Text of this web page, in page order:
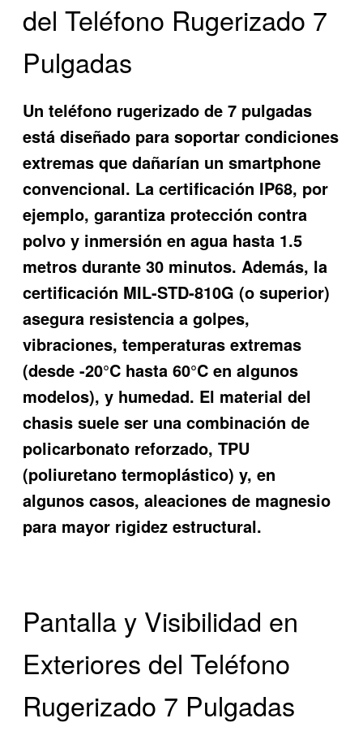
del Teléfono Rugerizado 7
Pulgadas
Un teléfono rugerizado de 7 pulgadas
está diseñado para soportar condiciones
extremas que dañarían un smartphone
convencional. La certificación IP68, por
ejemplo, garantiza protección contra
polvo y inmersión en agua hasta 1.5
metros durante 30 minutos. Además, la
certificación MIL-STD-810G (o superior)
asegura resistencia a golpes,
vibraciones, temperaturas extremas
(desde -20°C hasta 60°C en algunos
modelos), y humedad. El material del
chasis suele ser una combinación de
policarbonato reforzado, TPU
(poliuretano termoplástico) y, en
algunos casos, aleaciones de magnesio
para mayor rigidez estructural.
Pantalla y Visibilidad en
Exteriores del Teléfono
Rugerizado 7 Pulgadas